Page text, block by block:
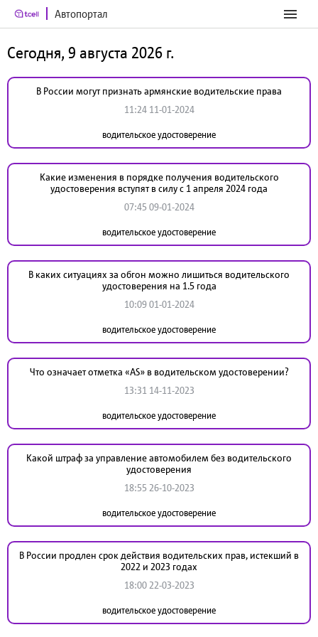
Автопортал
Сегодня, 9 августа 2026 г.
В России могут признать армянские водительские права
11:24 11-01-2024
водительское удостоверение
Какие изменения в порядке получения водительского
удостоверения вступят в силу с 1 апреля 2024 года
07:45 09-01-2024
водительское удостоверение
В каких ситуациях за обгон можно лишиться водительского
удостоверения на 1.5 года
10:09 01-01-2024
водительское удостоверение
Что означает отметка «AS» в водительском удостоверении?
13:31 14-11-2023
водительское удостоверение
Какой штраф за управление автомобилем без водительского
удостоверения
18:55 26-10-2023
водительское удостоверение
В России продлен срок действия водительских прав, истекший в
2022 и 2023 годах
18:00 22-03-2023
водительское удостоверение